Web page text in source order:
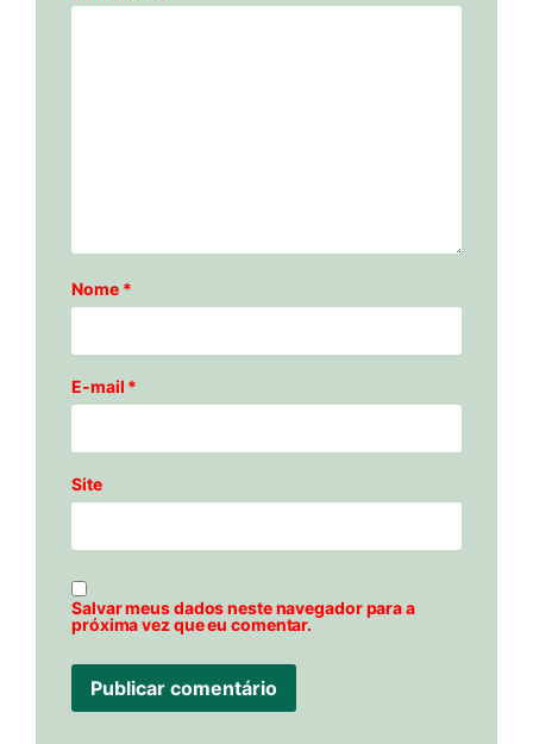
Nome *
E-mail *
Site
Salvar meus dados neste navegador para a
próxima vez que eu comentar.